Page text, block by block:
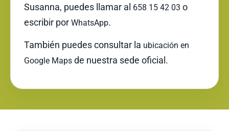
Susanna, puedes llamar al 658 15 42 03 o
escribir por WhatsApp.
También puedes consultar la ubicación en
Google Maps de nuestra sede oficial.